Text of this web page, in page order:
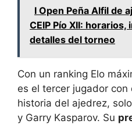
I Open Peña Alfil de
CEIP Pío XII:
detalles del torneo
Con un ranking Elo
es el tercer jugador
historia del ajedrez,
y Garry Kasparov. Su